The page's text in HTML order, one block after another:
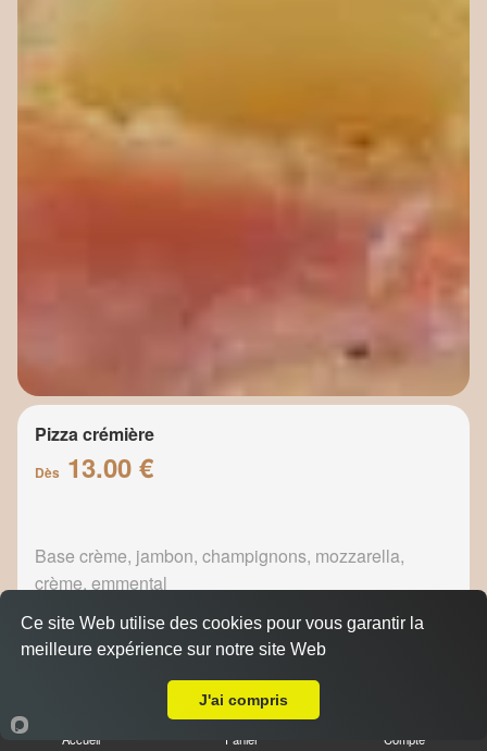
Pizza crémière
Dès 13.00 €
Base crème, jambon, champignons, mozzarella,
crème, emmental
13.50 €
Accueil Panier Compte
Ce site Web utilise des cookies pour vous garantir la
meilleure expérience sur notre site Web
J'ai compris